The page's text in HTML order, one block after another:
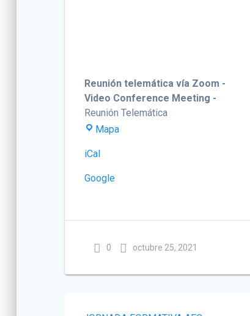
Reunión telemática vía Zoom -
Video Conference Meeting -
Reunión Telemática
MapaReunión
-
iCal
Google
0 octubre 25, 2021
Navegación